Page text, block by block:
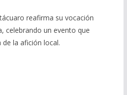
reafirma su vocación
celebrando un evento que
la afición local.